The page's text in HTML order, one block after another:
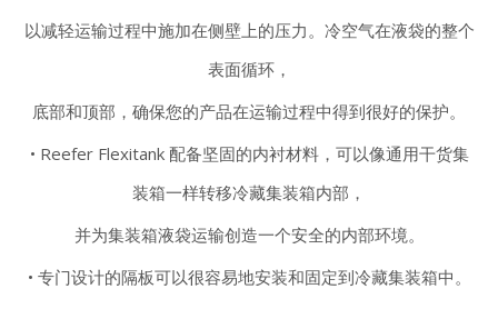
以减轻运输过程中施加在侧壁上的压力。冷空气在液袋的整个
表面循环，
底部和顶部，确保您的产品在运输过程中得到很好的保护。
• Reefer Flexitank 配备坚固的内衬材料，可以像通用干货集
装箱一样转移冷藏集装箱内部，
并为集装箱液袋运输创造一个安全的内部环境。
• 专门设计的隔板可以很容易地安装和固定到冷藏集装箱中。